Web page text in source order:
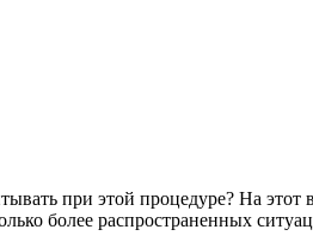
при этой процедуре? На
более распространенных